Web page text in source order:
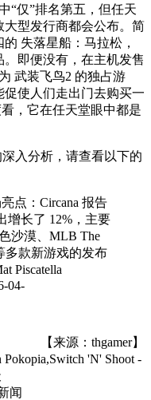
“仅”排名第五，但任天
型发行商都会公布。简
失落星船：马拉松，
即便没有，在主机发售
武装飞鸟2 的独占游
使人们走出门去购买一
，它在任天堂眼中都是
深入分析，请查看以下的
点：Circana 报告
增长了 12%，主要
沙漠、MLB The
多款新游戏的发布
Piscatella
04-
【来源：thgamer】
'N' Shoot -
闻